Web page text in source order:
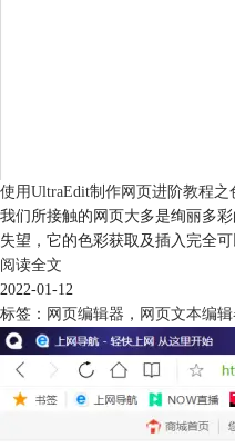
使用UltraEdit制作网页进阶教程之
我们所接触的网页大多是绚丽多
失望，它的色彩获取及插入完全可
阅读全文
2022-01-12
标签： 网页编辑器 ， 网页文本编辑